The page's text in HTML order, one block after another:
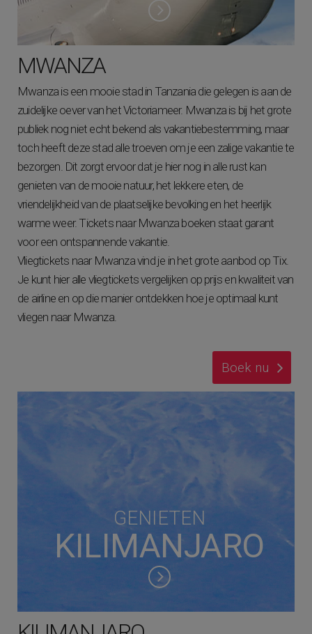
MWANZA
Boek nu
Mwanza is een mooie stad in Tanzania die gelegen is aan de
zuidelijke oever van het Victoriameer. Mwanza is bij het grote
publiek nog niet echt bekend als vakantiebestemming, maar
toch heeft deze stad alle troeven om je een zalige vakantie te
bezorgen. Dit zorgt ervoor dat je hier nog in alle rust kan
genieten van de mooie natuur, het lekkere eten, de
vriendelijkheid van de plaatselijke bevolking en het heerlijk
warme weer. Tickets naar Mwanza boeken staat garant
voor een ontspannende vakantie.
Vliegtickets naar Mwanza vind je in het grote aanbod op Tix.
Je kunt hier alle vliegtickets vergelijken op prijs en kwaliteit van
de airline en op die manier ontdekken hoe je optimaal kunt
vliegen naar Mwanza.
GENIETEN
KILIMANJARO